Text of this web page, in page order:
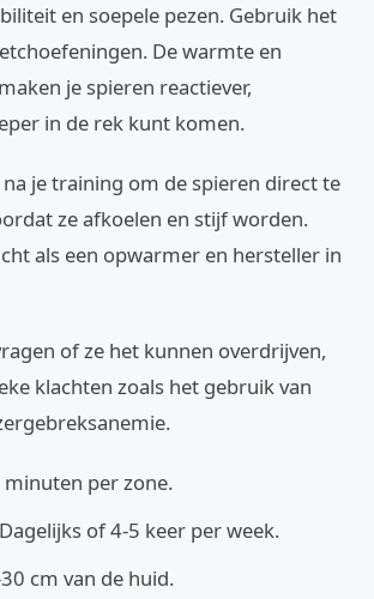
en soepele pezen. Gebruik het
De warmte en
je spieren reactiever,
in de rek kunt komen.
je training om de spieren direct te
ze afkoelen en stijf worden.
als een opwarmer en hersteller in
of ze het kunnen overdrijven,
klachten zoals het gebruik van
per zone.
of 4-5 keer per week.
cm van de huid.